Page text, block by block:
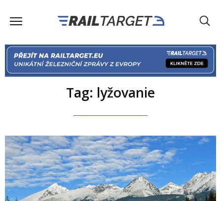
Tag: lyžovanie